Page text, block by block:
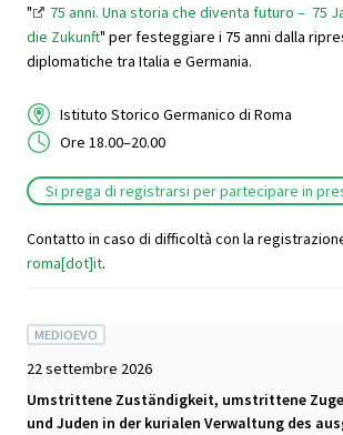
"
75 anni. Una storia che diventa futuro – 75
die Zukunft" per festeggiare i 75 anni dalla
diplomatiche tra Italia e Germania.
Istituto Storico Germanico di Roma
Ore 18.00–20.00
Si prega di registrarsi per partecipare in
Contatto in caso di difficoltà con la
roma[dot]it.
MEDIOEVO
22 settembre 2026
Umstrittene Zuständigkeit, umstrittene
und Juden in der kurialen Verwaltung des